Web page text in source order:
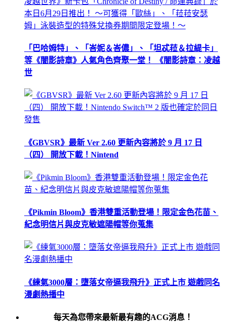
「巴哈姆特」、「峇妮＆峇儂」、「坦忒菈＆拉緹卡」
等《闇影詩章》人氣角色齊聚一堂！ 《闇影詩章：凌越
世
《GBVSR》最新 Ver 2.60 更新內容將於 9 月 17 日
（四） 開放下載！Nintend
《Pikmin Bloom》香港雙重活動登場！限定金色花苗、
紀念明信片與皮克敏遮陽帽等你蒐集
《練氣3000層：墮落女帝逼我飛升》正式上市 遊戲同名
漫劇熱播中
每天為您帶來最新最有趣的ACG消息！